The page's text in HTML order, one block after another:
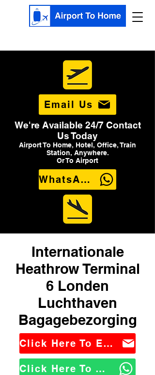
Email Us
We're Available 24/7 Contact
Us Today
Airport To Home, Hotel, Office, Train
Station, Anywhere.
Or To Airport
WhatsApp Us
Internationale
Heathrow Terminal
6 Londen
Luchthaven
Bagagebezorging
Click Here To Email Us
Click Here To WhatsApp Us